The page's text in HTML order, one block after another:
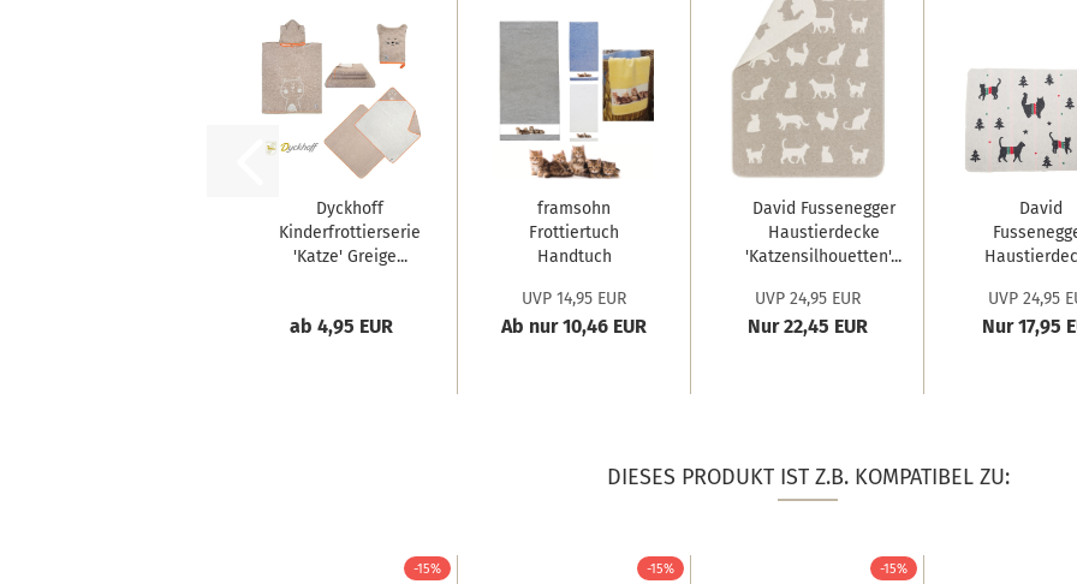
Dyckhoff
Kinderfrottierserie
'Katze' Greige...
ab 4,95 EUR
framsohn
Frottiertuch
Handtuch
UVP 14,95 EUR
Ab nur 10,46 EUR
David Fussenegger
Haustierdecke
'Katzensilhouetten'...
UVP 24,95 EUR
Nur 22,45 EUR
David
UVP 24,95
Nur 17,95
DIESES PRODUKT IST Z.B. KOMPATIBEL ZU:
-15% -15% -15%